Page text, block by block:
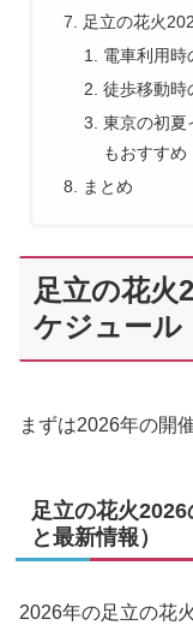
足立の花火
電車利用時
徒歩移動時
東京の初夏
もおすすめ
まとめ
足立の花火
ケジュール
まずは2026年の開
足立の花火
と最新情報）
2026年の足立の花